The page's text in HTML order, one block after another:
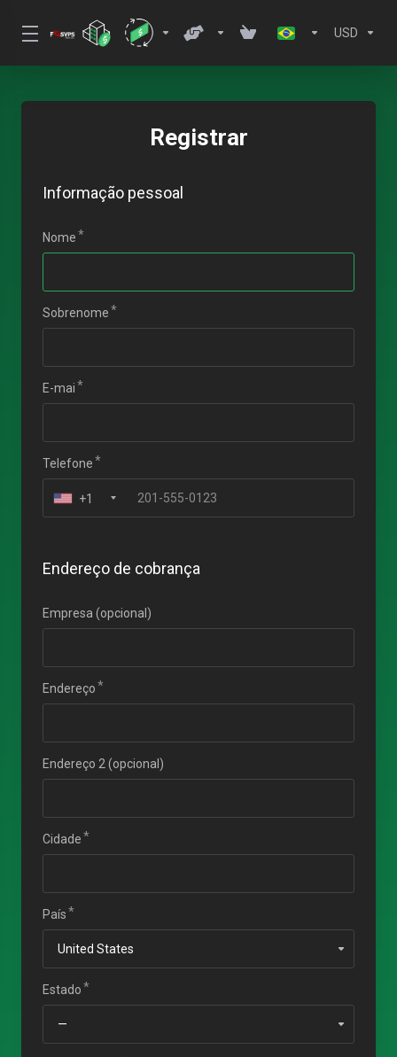
USD
Registrar
Informação pessoal
Nome
Sobrenome
E-mai
Telefone
+1
Endereço de cobrança
Empresa (opcional)
Endereço
Endereço 2 (opcional)
Cidade
País
Estado